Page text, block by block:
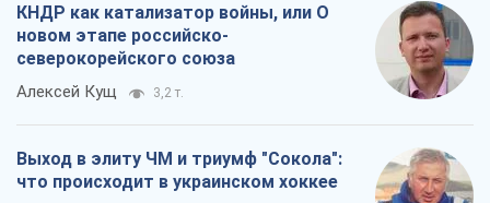
КНДР как катализатор войны, или О
новом этапе российско-
северокорейского союза
Алексей Кущ 3,2 т.
Выход в элиту ЧМ и триумф "Сокола":
что происходит в украинском хоккее